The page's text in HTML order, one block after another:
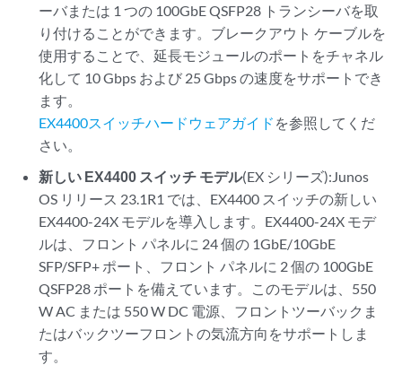
ーバまたは 1 つの 100GbE QSFP28 トランシーバを取
り付けることができます。ブレークアウト ケーブルを
使用することで、延長モジュールのポートをチャネル
化して 10 Gbps および 25 Gbps の速度をサポートでき
ます。
EX4400スイッチハードウェアガイド を参照してくだ
さい。
新しい EX4400 スイッチ モデル(EX シリーズ):Junos
OS リリース 23.1R1 では、EX4400 スイッチの新しい
EX4400-24X モデルを導入します。EX4400-24X モデ
ルは、フロント パネルに 24 個の 1GbE/10GbE
SFP/SFP+ ポート、フロント パネルに 2 個の 100GbE
QSFP28 ポートを備えています。このモデルは、550
W AC または 550 W DC 電源、フロントツーバックま
たはバックツーフロントの気流方向をサポートしま
す。